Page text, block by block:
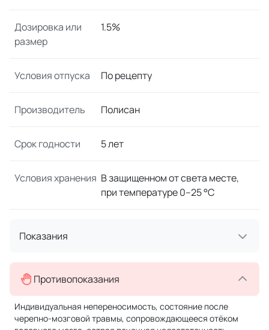
Дозировка или
размер
1.5%
Условия отпуска По рецепту
Производитель Полисан
Срок годности 5 лет
Условия хранения В защищенном от света месте,
при температуре 0–25 °C
Показания
Противопоказания
Индивидуальная непереносимость, состояние после
черепно-мозговой травмы, сопровождающееся отёком